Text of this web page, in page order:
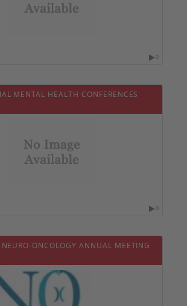
0
MENTAL HEALTH CONFERENCES
0
NEURO-ONCOLOGY ANNUAL MEETING